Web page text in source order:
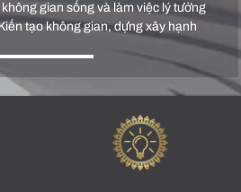
gian sống và làm việc lý tưởng
tạo không gian, dựng xây hạnh